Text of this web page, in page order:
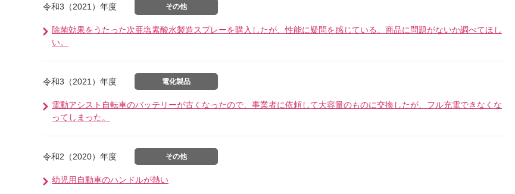
令和3（2021）年度 その他
除菌効果をうたった次亜塩素酸水製造スプレーを購入したが、性能に疑問を感じている。商品に問題がないか調べてほし
い。
令和3（2021）年度 電化製品
電動アシスト自転車のバッテリーが古くなったので、事業者に依頼して大容量のものに交換したが、フル充電できなくな
ってしまった。
令和2（2020）年度 その他
幼児用自動車のハンドルが熱い